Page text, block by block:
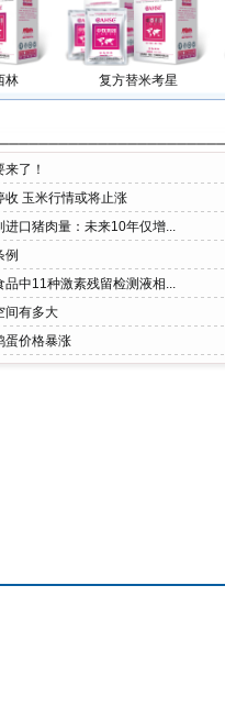
复方替米考星
了！
收 玉米行情或将止涨
进口猪肉量：未来10年仅增...
例
品中11种激素残留检测液相...
间有多大
蛋价格暴涨